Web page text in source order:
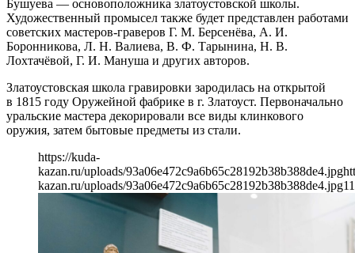
Бушуева — основоположника златоустовской школы.
Художественный промысел также будет представлен работами
советских мастеров-граверов Г. М. Берсенёва, А. И.
Боронникова, Л. Н. Валиева, В. Ф. Тарынина, Н. В.
Лохтачёвой, Г. И. Мануша и других авторов.
Златоустовская школа гравировки зародилась на открытой
в 1815 году Оружейной фабрике в г. Златоуст. Первоначально
уральские мастера декорировали все виды клинкового
оружия, затем бытовые предметы из стали.
https://kuda-
kazan.ru/uploads/93a06e472c9a6b65c28192b38b388de4.jpg
kazan.ru/uploads/93a06e472c9a6b65c28192b38b388de4.jpg